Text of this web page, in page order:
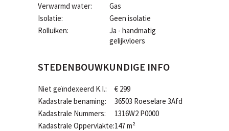
Verwarmd water:
Gas
Isolatie:
Geen isolatie
Rolluiken:
Ja - handmatig
gelijkvloers
STEDENBOUWKUNDIGE INFO
Niet geïndexeerd K.I.:
€ 299
Kadastrale benaming:
36503 Roeselare 3Afd
Kadastrale Nummers:
1316W2 P0000
Kadastrale Oppervlakte:147 m²